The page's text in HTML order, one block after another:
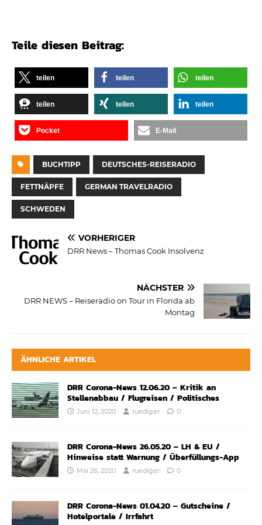
Teile diesen Beitrag:
teilen teilen teilen
teilen teilen teilen
Pocket E-Mail
BUCHTIPP DEUTSCHES-REISERADIO
FETTNÄPFE GERMAN TRAVELRADIO
SCHWEDEN
VORHERIGER
DRR News – Thomas Cook Insolvenz
NÄCHSTER
DRR NEWS – Reiseradio on Tour in Florida ab
Montag
ÄHNLICHE ARTIKEL
DRR Corona-News 12.06.20 – Kritik an
Stellenabbau / Flugreisen / Politisches
Juni 12, 2020 ruediger 0
DRR Corona-News 26.05.20 – LH & EU /
Hinweise statt Warnung / Überfüllungs-App
Mai 26, 2020 ruediger 0
DRR Corona-News 01.04.20 – Gutscheine /
Hotelportale / Irrfahrt